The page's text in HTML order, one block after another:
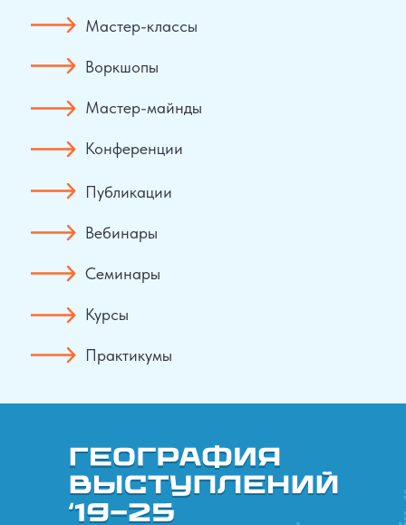
Мастер-классы
Воркшопы
Мастер-майнды
Конференции
Публикации
Вебинары
Семинары
Курсы
Практикумы